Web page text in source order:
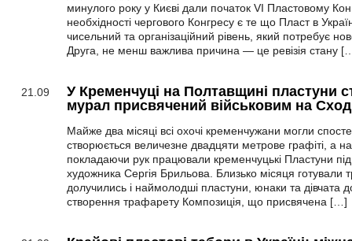
минулого року у Києві дали початок VI Пластовому
необхідності чергового Конгресу є те що Пласт в
чисельний та організаційний рівень, який потребує
Друга, не менш важлива причина — це ревізія стану
21.09
У Кременчуці на Полтавщині пластуни
мурал присвячений військовим на
Майже два місяці всі охочі кременчужани могли
створюється величезне двадцяти метрове графіті, а
покладаючи рук працювали кременчуцькі Пластуни під
художника Сергія Брильова. Близько місяця готували
долучились і наймолодші пластуни, юнаки та дівчата
створення трафарету Композиція, що присвячена […]